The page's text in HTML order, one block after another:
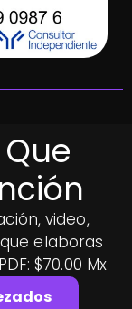
video,
elaboras
$70.00 Mx